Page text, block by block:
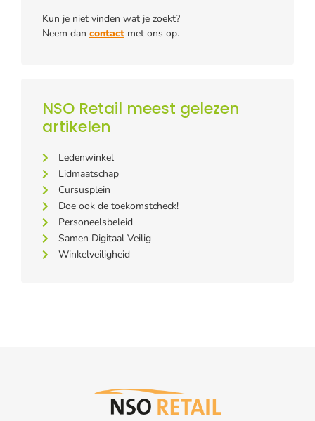
Kun je niet vinden wat je zoekt?
Neem dan contact met ons op.
NSO Retail meest gelezen
artikelen
Ledenwinkel
Lidmaatschap
Cursusplein
Doe ook de toekomstcheck!
Personeelsbeleid
Samen Digitaal Veilig
Winkelveiligheid